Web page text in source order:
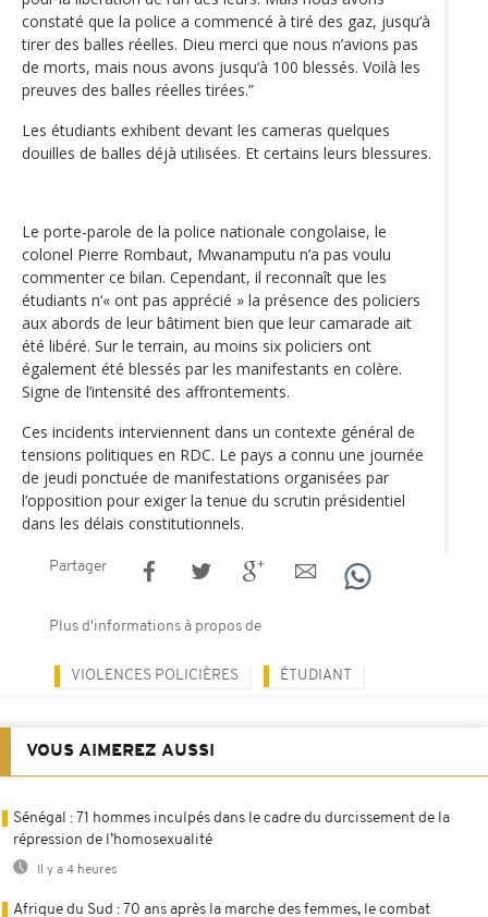
constaté que la police a commencé à tiré des gaz, jusqu‘à
tirer des balles réelles. Dieu merci que nous n’avions pas
de morts, mais nous avons jusqu‘à 100 blessés. Voilà les
preuves des balles réelles tirées.”
Les étudiants exhibent devant les cameras quelques
douilles de balles déjà utilisées. Et certains leurs blessures.
Le porte-parole de la police nationale congolaise, le
colonel Pierre Rombaut, Mwanamputu n’a pas voulu
commenter ce bilan. Cependant, il reconnaît que les
étudiants n‘« ont pas apprécié » la présence des policiers
aux abords de leur bâtiment bien que leur camarade ait
été libéré. Sur le terrain, au moins six policiers ont
également été blessés par les manifestants en colère.
Signe de l’intensité des affrontements.
Ces incidents interviennent dans un contexte général de
tensions politiques en RDC. Le pays a connu une journée
de jeudi ponctuée de manifestations organisées par
l’opposition pour exiger la tenue du scrutin présidentiel
dans les délais constitutionnels.
Partager
Plus d'informations à propos de
VIOLENCES POLICIÈRES ÉTUDIANT
VOUS AIMEREZ AUSSI
Sénégal : 71 hommes inculpés dans le cadre du durcissement de la
répression de l’homosexualité
Il y a 4 heures
Afrique du Sud : 70 ans après la marche des femmes, le combat